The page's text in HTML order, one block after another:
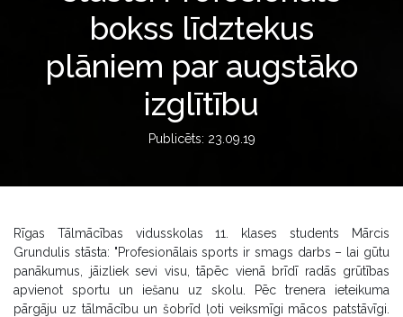
bokss līdztekus
plāniem par augstāko
izglītību
Publicēts: 23.09.19
Rīgas Tālmācības vidusskolas 11. klases students Mārcis
Grundulis stāsta: "Profesionālais sports ir smags darbs – lai gūtu
panākumus, jāizliek sevi visu, tāpēc vienā brīdī radās grūtības
apvienot sportu un iešanu uz skolu. Pēc trenera ieteikuma
pārgāju uz tālmācību un šobrīd ļoti veiksmīgi mācos patstāvīgi.